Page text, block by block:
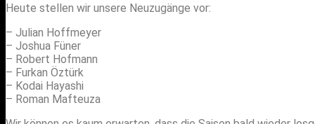
Heute stellen wir unsere Neuzugänge vor:
– Julian Hoffmeyer
– Joshua Füner
– Robert Hofmann
– Furkan Öztürk
– Kodai Hayashi
– Roman Mafteuza